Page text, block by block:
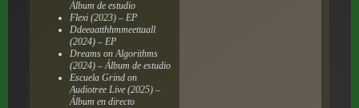
Álbum de estudio
Flexi (2023) – EP
Ddeeaatthhmmeettaall
(2024) – EP
Dreams on Algorithms
(2024) – Álbum de estudio
Escuela Grind on
Audiotree Live (2025) –
Álbum en directo